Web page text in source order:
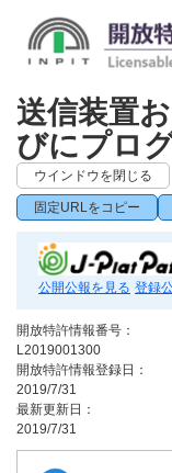
送信装置
びにプロ
ウインドウを閉じる
固定URLをコピー
公開公報を見る 登録
開放特許情報番号：
L2019001300
開放特許情報登録日：
2019/7/31
最新更新日：
2019/7/31